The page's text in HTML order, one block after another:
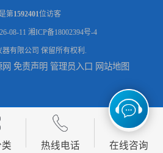
高低温恒温试验箱 彩屏操作 移动和放置方便 门窗暴风雨展示设备 简洁灵敏 灵敏方便
第1592401位访客
08-11 湘ICP备18002394号-4
有限公司 保留所有权利.
网 免责声明 管理员入口 网站地图
热线电话 在线咨询